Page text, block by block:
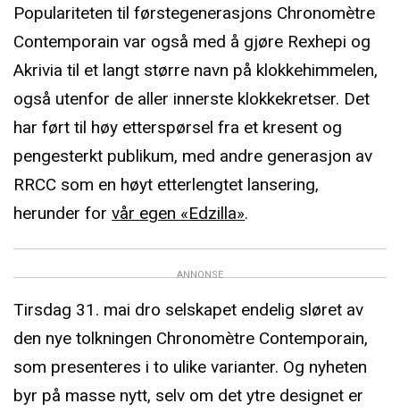
Populariteten til førstegenerasjons Chronomètre
Contemporain var også med å gjøre Rexhepi og
Akrivia til et langt større navn på klokkehimmelen,
også utenfor de aller innerste klokkekretser. Det
har ført til høy etterspørsel fra et kresent og
pengesterkt publikum, med andre generasjon av
RRCC som en høyt etterlengtet lansering,
herunder forvår egen «Edzilla».
ANNONSE
Tirsdag 31. mai dro selskapet endelig sløret av
den nye tolkningen Chronomètre Contemporain,
som presenteres i to ulike varianter. Og nyheten
byr på masse nytt, selv om det ytre designet er